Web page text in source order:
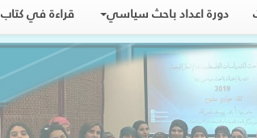
دورة اعداد باحث سياسي قراءة في كتاب